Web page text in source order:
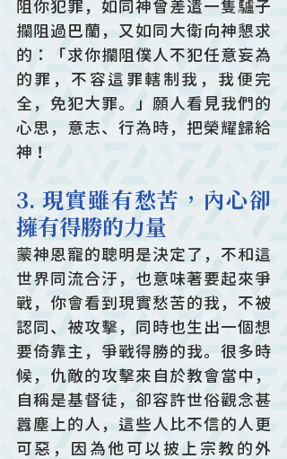
阻你犯罪，如同神曾差遣一隻驢子
攔阻過巴蘭，又如同大衛向神懇求
的：「求你攔阻僕人不犯任意妄為
的罪，不容這罪轄制我，我便完
全，免犯大罪。」願人看見我們的
心思，意志、行為時，把榮耀歸給
神！
3. 現實雖有愁苦，內心卻
擁有得勝的力量
蒙神恩寵的聰明是決定了，不和這
世界同流合汙，也意味著要起來爭
戰，你會看到現實愁苦的我，不被
認同、被攻擊，同時也生出一個想
要倚靠主，爭戰得勝的我。很多時
候，仇敵的攻擊來自於教會當中，
自稱是基督徒，卻容許世俗觀念甚
囂塵上的人，這些人比不信的人更
可惡，因為他可以披上宗教的外